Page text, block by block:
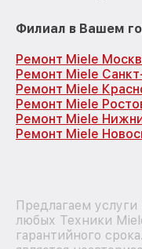
Филиал в Вашем
Ремонт Miele
Ремонт Miele
Ремонт Miele
Ремонт Miele
Ремонт Miele
Ремонт Miele
Предлагаем
любых Техники
гарантийного